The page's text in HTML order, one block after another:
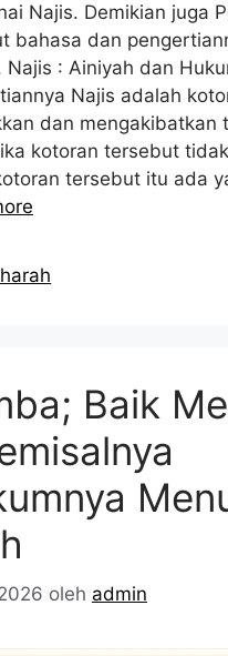
Najis. Demikian juga
bahasa dan
Najis : Ainiyah dan
Najis adalah
dan mengakibatkan
kotoran tersebut tidak
tersebut itu ada
Baik
oleh admin